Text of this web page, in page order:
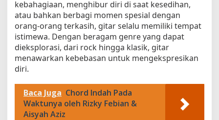
kebahagiaan, menghibur diri di saat kesedihan,
atau bahkan berbagi momen spesial dengan
orang-orang terkasih, gitar selalu memiliki tempat
istimewa. Dengan beragam genre yang dapat
dieksplorasi, dari rock hingga klasik, gitar
menawarkan kebebasan untuk mengekspresikan
diri.
Baca Juga Chord Indah Pada
Waktunya oleh Rizky Febian &
Aisyah Aziz